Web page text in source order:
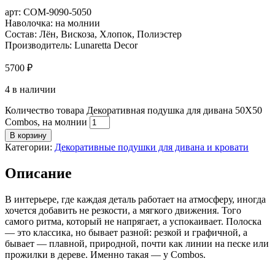
арт: COM-9090-5050
Наволочка: на молнии
Состав: Лён, Вискоза, Хлопок, Полиэстер
Производитель: Lunaretta Decor
5700 ₽
4 в наличии
Количество товара Декоративная подушка для дивана 50Х50
Combos, на молнии
В корзину
Категории: Декоративные подушки для дивана и кровати
Описание
В интерьере, где каждая деталь работает на атмосферу, иногда
хочется добавить не резкости, а мягкого движения. Того
самого ритма, который не напрягает, а успокаивает. Полоска
— это классика, но бывает разной: резкой и графичной, а
бывает — плавной, природной, почти как линии на песке или
прожилки в дереве. Именно такая — у Combos.